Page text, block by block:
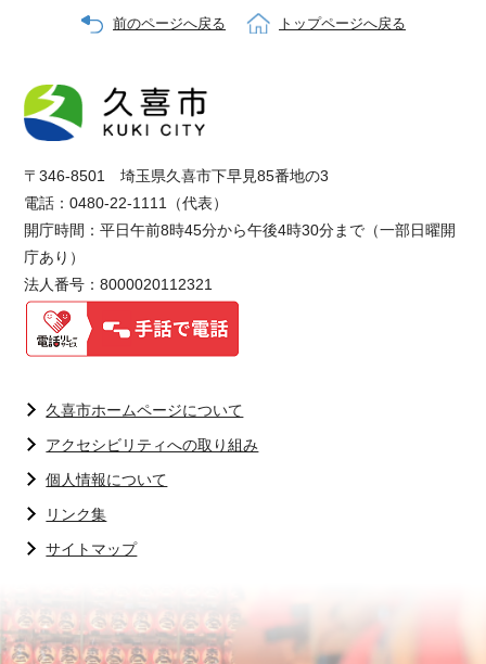
前のページへ戻る トップページへ戻る
〒346-8501 埼玉県久喜市下早見85番地の3
電話：0480-22-1111（代表）
開庁時間：平日午前8時45分から午後4時30分まで（一部日曜開
庁あり）
法人番号：8000020112321
久喜市ホームページについて
アクセシビリティへの取り組み
個人情報について
リンク集
サイトマップ